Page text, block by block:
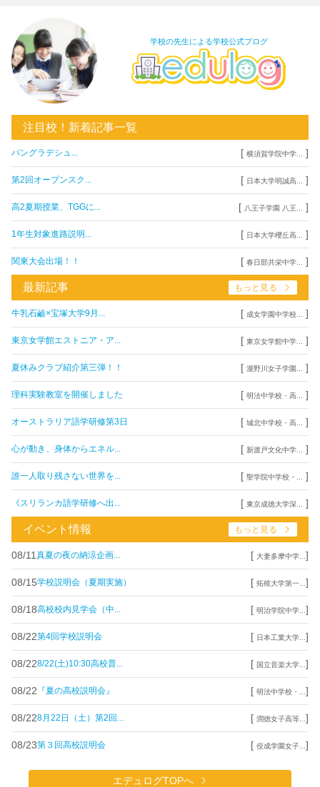
学校の先生による学校公式ブログ
注目校！新着記事一覧
バングラデシュ... [ 横須賀学院中学... ]
第2回オープンスク... [ 日本大学明誠高... ]
高2夏期授業、TGGに... [ 八王子学園 八王... ]
1年生対象進路説明... [ 日本大学櫻丘高... ]
関東大会出場！！ [ 春日部共栄中学... ]
最新記事 もっと見る
牛乳石鹼×宝塚大学9月... [ 成女学園中学校... ]
東京女学館エストニア・ア... [ 東京女学館中学... ]
夏休みクラブ紹介第三弾！！ [ 瀧野川女子学園... ]
理科実験教室を開催しました [ 明法中学校・高... ]
オーストラリア語学研修第3日 [ 城北中学校・高... ]
心が動き、身体からエネル... [ 新渡戸文化中学... ]
誰一人取り残さない世界を... [ 聖学院中学校・... ]
《スリランカ語学研修へ出... [ 東京成徳大学深... ]
イベント情報 もっと見る
08/11 真夏の夜の納涼企画... [ 大妻多摩中学... ]
08/15学校説明会（夏期実施） [ 拓殖大学第一... ]
08/18高校校内見学会（中... [ 明治学院中学... ]
08/22第4回学校説明会 [ 日本工業大学... ]
08/228/22(土)10:30高校普... [ 国立音楽大学... ]
08/22 『夏の高校説明会』 [ 明法中学校・... ]
08/228月22日（土）第2回... [ 潤徳女子高等... ]
08/23第３回高校説明会 [ 佼成学園女子... ]
エデュログTOPへ